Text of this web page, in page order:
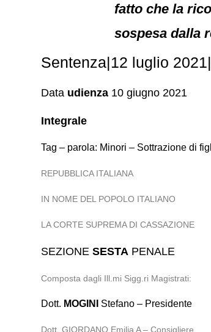
fatto che la
sospesa dalla
Sentenza|12 luglio
Data udienza 10 giugno 2021
Integrale
Tag – parola: Minori – Sottrazione di
REPUBBLICA ITALIANA
IN NOME DEL POPOLO ITALIANO
LA CORTE SUPREMA DI CASSAZIONE
SEZIONESESTA PENALE
Composta dagli Ill.mi Sigg.ri Magistrati:
Dott. MOGINI Stefano – Presidente
Dott. GIORDANO Emilia A – Consigliere